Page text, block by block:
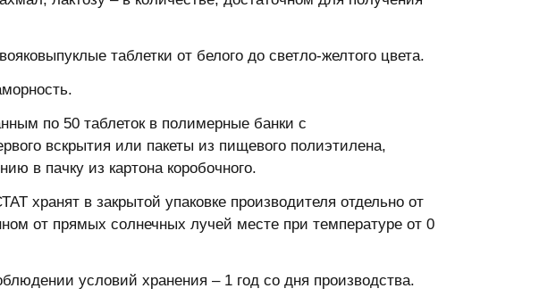
таблетки от белого до светло-желтого цвета.
по 50 таблеток в полимерные банки с
вскрытия или пакеты из пищевого полиэтилена,
в пачку из картона коробочного.
в закрытой упаковке производителя отдельно от
от прямых солнечных лучей месте при температуре от 0
условий хранения – 1 год со дня производства.